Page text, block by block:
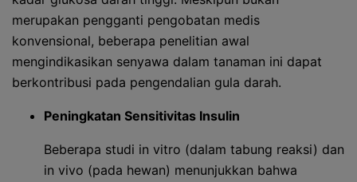
merupakan pengganti pengobatan medis
konvensional, beberapa penelitian awal
mengindikasikan senyawa dalam tanaman ini dapat
berkontribusi pada pengendalian gula darah.
Peningkatan Sensitivitas Insulin
Beberapa studi in vitro (dalam tabung reaksi) dan
in vivo (pada hewan) menunjukkan bahwa